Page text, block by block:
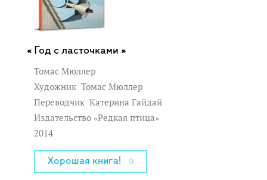
Год с ласточками »
Томас Мюллер
Художник Томас Мюллер
Переводчик Катерина Гайдай
Издательство «Редкая птица»
2014
Хорошая книга! 9